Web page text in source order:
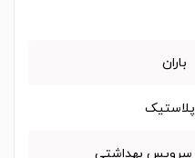
باران
پلاستیک
سرویس بهداشتی